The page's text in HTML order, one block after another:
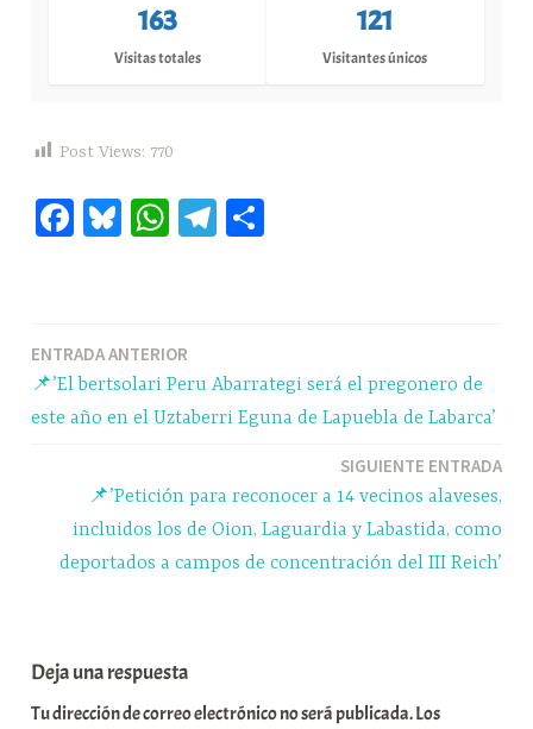
163
Visitas totales
121
Visitantes únicos
Post Views: 770
Fa Bl W
pp
Te
m rti
r
Navegación
de
ENTRADA ANTERIOR
📌’El bertsolari Peru Abarrategi será el pregonero de
este año en el Uztaberri Eguna de Lapuebla de Labarca’
SIGUIENTE ENTRADA
📌’Petición para reconocer a 14 vecinos alaveses,
incluidos los de Oion, Laguardia y Labastida, como
deportados a campos de concentración del III Reich’
Deja una respuesta
Tu dirección de correo electrónico no será publicada.Los